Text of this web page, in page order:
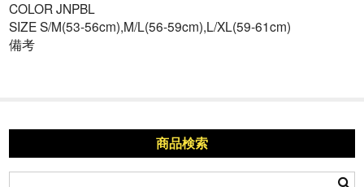
COLOR JNPBL
SIZE S/M(53-56cm),M/L(56-59cm),L/XL(59-61cm)
備考
商品検索